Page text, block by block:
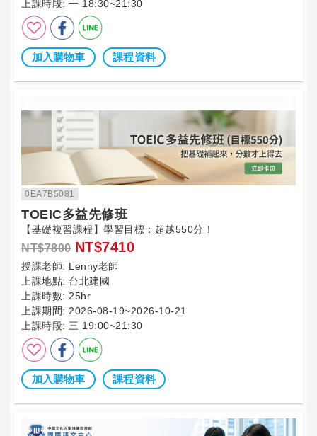
上課時段: 一 18:30~21:30
加入購物車 課程資料
0EA7B5081
TOEIC多益先修班
【基礎複習課程】學習目標：超越550分！
NT$7800 NT$7410
授課老師: Lenny老師
上課地點: 台北建國
上課時數: 25hr
上課期間: 2026-08-19~2026-10-21
上課時段: 三 19:00~21:30
加入購物車 課程資料